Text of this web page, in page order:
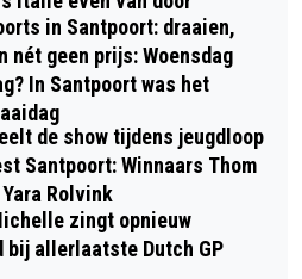
in Santpoort: draaien,
nét geen prijs: Woensdag
In Santpoort was het
de show tijdens jeugdloop
Santpoort: Winnaars Thom
Rolvink
zingt opnieuw
allerlaatste Dutch GP